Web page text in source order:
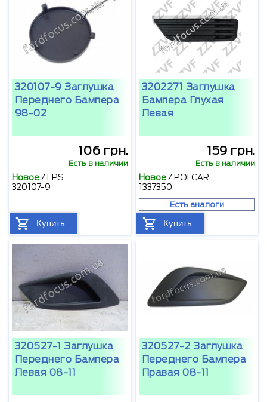
320107-9 Заглушка
Переднего Бампера
98-02
106 грн.
Есть в наличии
Новое/ FPS
320107-9
Купить
3202271 Заглушка
Бампера Глухая
Левая
159 грн.
Есть в наличии
Новое/ POLCAR
1337350
Есть аналоги
Купить
320527-1 Заглушка
Переднего Бампера
Левая 08-11
320527-2 Заглушка
Переднего Бампера
Правая 08-11